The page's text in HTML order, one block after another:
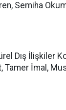
Semiha
Dış İlişkiler
Tamer İmal,